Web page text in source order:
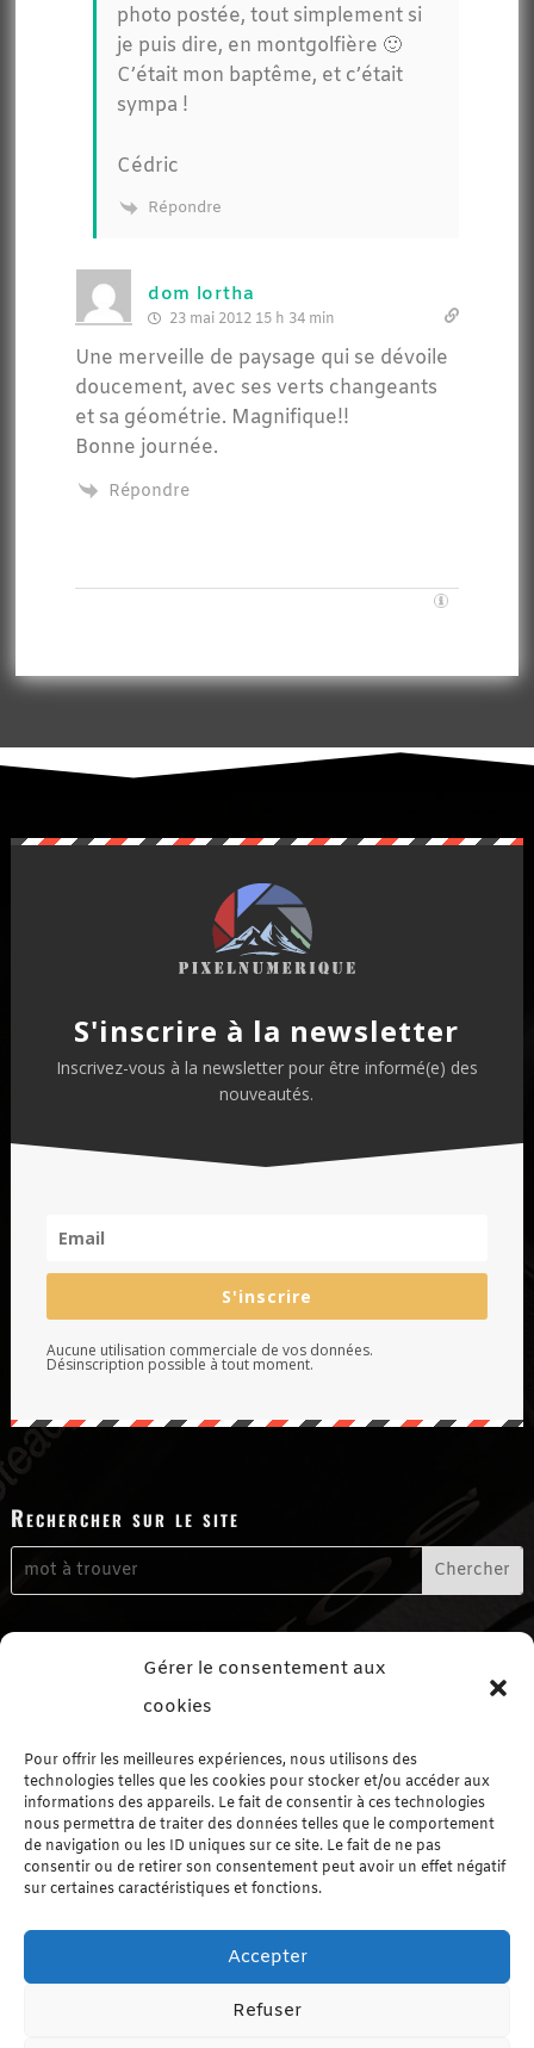
Gérer le consentement aux
cookies
Pour offrir les meilleures expériences, nous utilisons des
technologies telles que les cookies pour stocker et/ou accéder aux
informations des appareils. Le fait de consentir à ces technologies
nous permettra de traiter des données telles que le comportement
de navigation ou les ID uniques sur ce site. Le fait de ne pas
consentir ou de retirer son consentement peut avoir un effet négatif
sur certaines caractéristiques et fonctions.
Accepter
Refuser
photo postée, tout simplement si
je puis dire, en montgolfière 🙂
C’était mon baptême, et c’était
sympa !
Cédric
Répondre
dom lortha
23 mai 2012 15 h 34 min
Une merveille de paysage qui se dévoile
doucement, avec ses verts changeants
et sa géométrie. Magnifique!!
Bonne journée.
Répondre
S'inscrire à la newsletter
Inscrivez-vous à la newsletter pour être informé(e) des
nouveautés.
S'inscrire
Aucune utilisation commerciale de vos données.
Désinscription possible à tout moment.
Rechercher sur le site
Me suivre sur les réseaux sociaux
Le Blog par Catégorie